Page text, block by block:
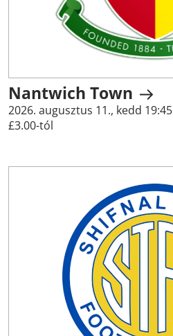
Nantwich Town
2026. augusztus 11., kedd 19:45
£3.00-tól